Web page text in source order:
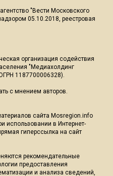
"Вести Московского
05.10.2018, реестровая
организация содействия
"Медиахолдинг
1187700006328).
с мнением авторов.
сайта Mosregion.info
использовании в Интернет-
гиперссылка на сайт
рекомендательные
предоставления
и анализа сведений,